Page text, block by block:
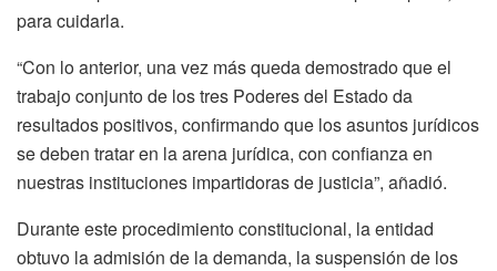
para cuidarla.
“Con lo anterior, una vez más queda demostrado que el
trabajo conjunto de los tres Poderes del Estado da
resultados positivos, confirmando que los asuntos jurídicos
se deben tratar en la arena jurídica, con confianza en
nuestras instituciones impartidoras de justicia”, añadió.
Durante este procedimiento constitucional, la entidad
obtuvo la admisión de la demanda, la suspensión de los